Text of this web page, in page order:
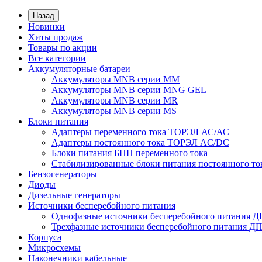
Назад
Новинки
Хиты продаж
Товары по акции
Все категории
Аккумуляторные батареи
Аккумуляторы MNB серии MM
Аккумуляторы MNB серии MNG GEL
Аккумуляторы MNB серии MR
Аккумуляторы MNB серии MS
Блоки питания
Адаптеры переменного тока ТОРЭЛ АС/АС
Адаптеры постоянного тока ТОРЭЛ AC/DC
Блоки питания БПП переменного тока
Стабилизированные блоки питания постоянного
Бензогенераторы
Диоды
Дизельные генераторы
Источники бесперебойного питания
Однофазные источники бесперебойного питания
Трехфазные источники бесперебойного питания
Корпуса
Микросхемы
Наконечники кабельные